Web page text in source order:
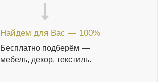
Найдем для Вас — 100%
Бесплатно подберём —
мебель, декор, текстиль.